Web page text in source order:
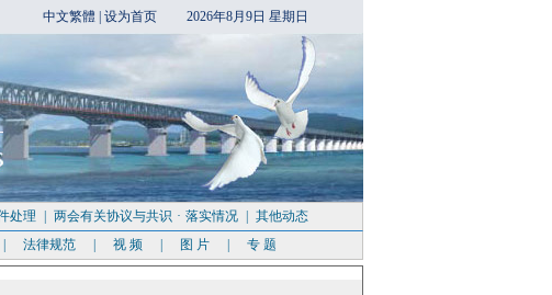
中文繁體 设为首页 2026年8月9日 星期日
处理 两会有关协议与共识 · 落实情况
其他动态
法律规范 视 频 图 片 专 题